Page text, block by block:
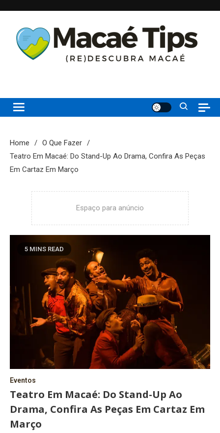
content
Princesinha do Atlântico
Home
O Que Fazer
Teatro Em Macaé: Do Stand-Up Ao Drama, Confira As Peças
Em Cartaz Em Março
Espaço para anúncio
5 MINS READ
Eventos
Teatro Em Macaé: Do Stand-Up Ao
Drama, Confira As Peças Em Cartaz Em
Março